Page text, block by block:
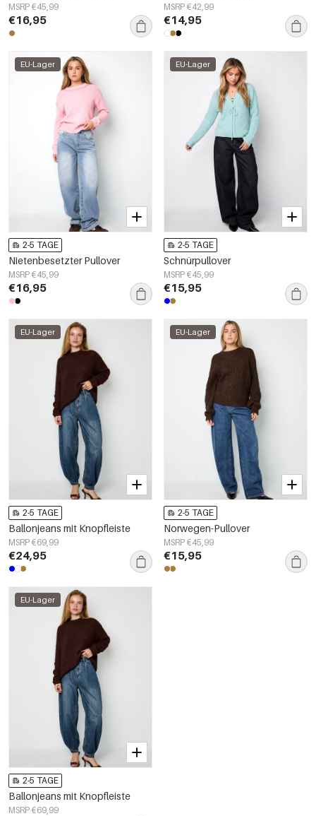
MSRP €45,99
€16,95
MSRP €42,99
€14,95
EU-Lager
2-5 TAGE
Nietenbesetzter Pullover
MSRP €45,99
€16,95
EU-Lager
2-5 TAGE
Schnürpullover
MSRP €45,99
€15,95
EU-Lager
2-5 TAGE
Ballonjeans mit Knopfleiste
MSRP €69,99
€24,95
EU-Lager
2-5 TAGE
Norwegen-Pullover
MSRP €45,99
€15,95
EU-Lager
2-5 TAGE
Ballonjeans mit Knopfleiste
MSRP €69,99